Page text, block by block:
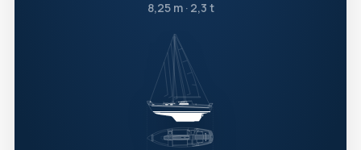
8,25 m · 2,3 t